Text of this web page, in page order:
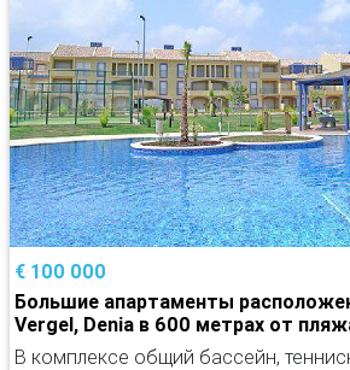
€ 100 000
Большие апартаменты
Vergel, Denia в 600 метрах от
В комплексе общий бассейн,